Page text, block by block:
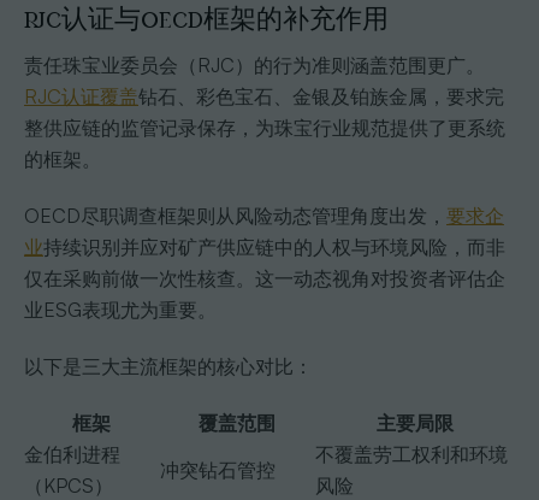
RJC认证与OECD框架的补充作用
责任珠宝业委员会（RJC）的行为准则涵盖范围更广。
RJC认证覆盖钻石、彩色宝石、金银及铂族金属，要求完
整供应链的监管记录保存，为珠宝行业规范提供了更系统
的框架。
OECD尽职调查框架则从风险动态管理角度出发， 要求企
业持续识别并应对矿产供应链中的人权与环境风险，而非
仅在采购前做一次性核查。这一动态视角对投资者评估企
业ESG表现尤为重要。
以下是三大主流框架的核心对比：
框架 覆盖范围
主要局限
金伯利进程
（KPCS）
冲突钻石管控
不覆盖劳工权利和环境
风险